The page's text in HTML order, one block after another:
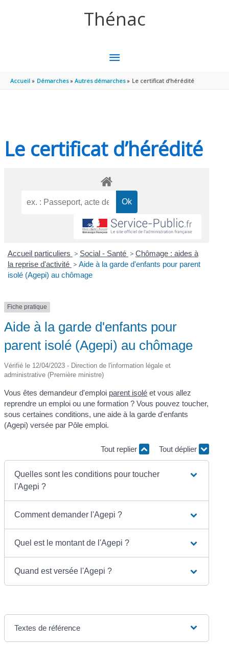
Thénac
MENU
PRINCIPAL
Accueil Démarches Autres démarches Le certificat d’hérédité
Le certificat d’hérédité
Accueil particuliers > Social - Santé > Chômage : aides à
la reprise d'activité > Aide à la garde d'enfants pour parent
isolé (Agepi) au chômage
Fiche pratique
Aide à la garde d'enfants pour
parent isolé (Agepi) au chômage
Vérifié le 12/04/2023 - Direction de l'information légale et
administrative (Première ministre)
Vous êtes demandeur d'emploi parent isolé et vous allez
reprendre un emploi ou une formation ? Vous pouvez toucher,
sous certaines conditions, une aide à la garde d'enfants
(Agepi) versée par Pôle emploi.
Tout replier Tout déplier
Quelles sont les conditions pour toucher
l'Agepi ?
Comment demander l'Agepi ?
Quel est le montant de l'Agepi ?
Quand est versée l'Agepi ?
Textes de référence